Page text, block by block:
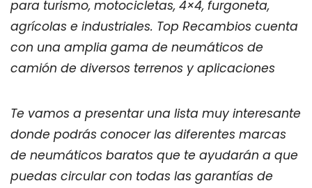
para turismo, motocicletas, 4×4, furgoneta,
agrícolas e industriales. Top Recambios cuenta
con una amplia gama de neumáticos de
camión de diversos terrenos y aplicaciones
Te vamos a presentar una lista muy interesante
donde podrás conocer las diferentes marcas
de neumáticos baratos que te ayudarán a que
puedas circular con todas las garantías de